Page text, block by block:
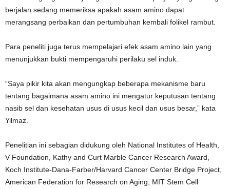
berjalan sedang memeriksa apakah asam amino dapat
merangsang perbaikan dan pertumbuhan kembali folikel rambut.
Para peneliti juga terus mempelajari efek asam amino lain yang
menunjukkan bukti mempengaruhi perilaku sel induk.
“Saya pikir kita akan mengungkap beberapa mekanisme baru
tentang bagaimana asam amino ini mengatur keputusan tentang
nasib sel dan kesehatan usus di usus kecil dan usus besar,” kata
Yilmaz.
Penelitian ini sebagian didukung oleh National Institutes of Health,
V Foundation, Kathy and Curt Marble Cancer Research Award,
Koch Institute-Dana-Farber/Harvard Cancer Center Bridge Project,
American Federation for Research on Aging, MIT Stem Cell